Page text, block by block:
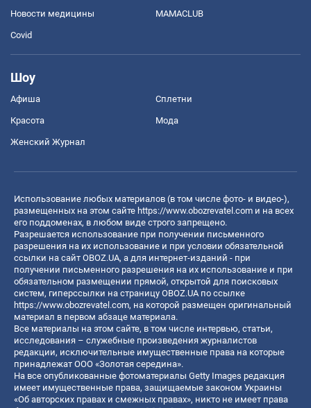
Новости медицины MAMACLUB
Covid
Шоу
Афиша Сплетни
Красота Мода
Женский Журнал
Использование любых материалов (в том числе фото- и видео-),
размещенных на этом сайте https://www.obozrevatel.com и на всех
его поддоменах, в любом виде строго запрещено.
Разрешается использование при получении письменного
разрешения на их использование и при условии обязательной
ссылки на сайт OBOZ.UA, а для интернет-изданий - при
получении письменного разрешения на их использование и при
обязательном размещении прямой, открытой для поисковых
систем, гиперссылки на страницу OBOZ.UA по ссылке
https://www.obozrevatel.com, на которой размещен оригинальный
материал в первом абзаце материала.
Все материалы на этом сайте, в том числе интервью, статьи,
исследования – служебные произведения журналистов
редакции, исключительные имущественные права на которые
принадлежат ООО «Золотая середина».
На все опубликованные фотоматериалы Getty Images редакция
имеет имущественные права, защищаемые законом Украины
«Об авторских правах и смежных правах», никто не имеет права